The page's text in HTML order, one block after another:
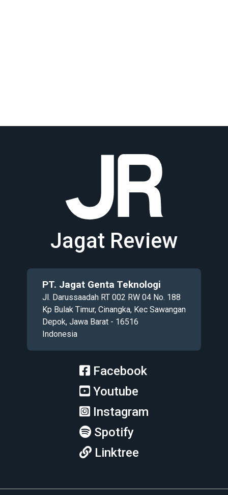
Jagat Review
PT. Jagat Genta Teknologi
Jl. Darussaadah RT 002 RW 04 No. 188
Kp Bulak Timur, Cinangka, Kec Sawangan
Depok, Jawa Barat - 16516
Indonesia
Facebook
Youtube
Instagram
Spotify
Linktree